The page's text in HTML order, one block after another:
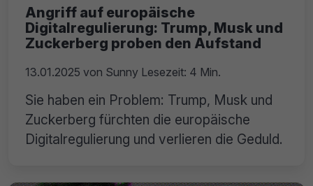
Angriff auf europäische
Digitalregulierung: Trump, Musk und
Zuckerberg proben den Aufstand
13.01.2025 von Sunny Lesezeit: 4 Min.
Sie haben ein Problem: Trump, Musk und
Zuckerberg fürchten die europäische
Digitalregulierung und verlieren die Geduld.